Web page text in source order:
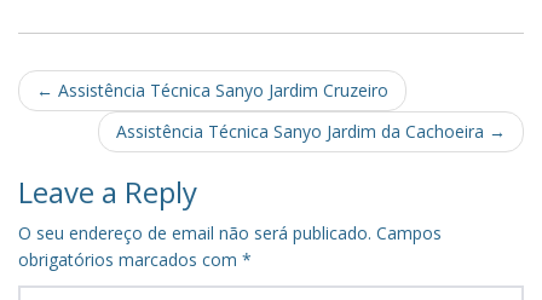
Post
navigation
← Assistência Técnica Sanyo Jardim Cruzeiro
Assistência Técnica Sanyo Jardim da Cachoeira →
Leave a Reply
O seu endereço de email não será publicado. Campos
obrigatórios marcados com *